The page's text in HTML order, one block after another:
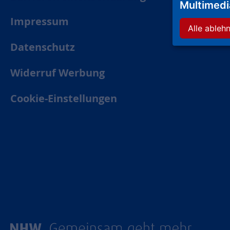
Impressum
Datenschutz
Widerruf Werbung
Cookie-Einstellungen
Alle